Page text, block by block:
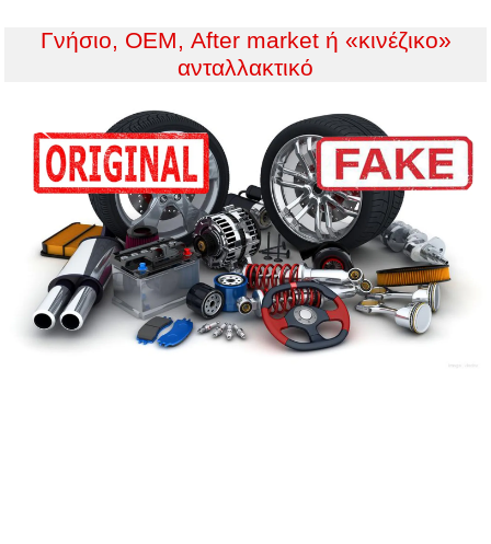
Γνήσιο, ΟΕΜ, After market ή «κινέζικο»
ανταλλακτικό